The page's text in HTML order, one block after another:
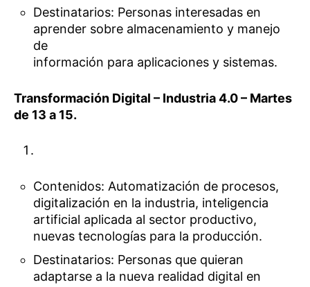
Destinatarios: Personas interesadas en
aprender sobre almacenamiento y manejo
de
información para aplicaciones y sistemas.
Transformación Digital – Industria 4.0 – Martes
de 13 a 15.
Contenidos: Automatización de procesos,
digitalización en la industria, inteligencia
artificial aplicada al sector productivo,
nuevas tecnologías para la producción.
Destinatarios: Personas que quieran
adaptarse a la nueva realidad digital en